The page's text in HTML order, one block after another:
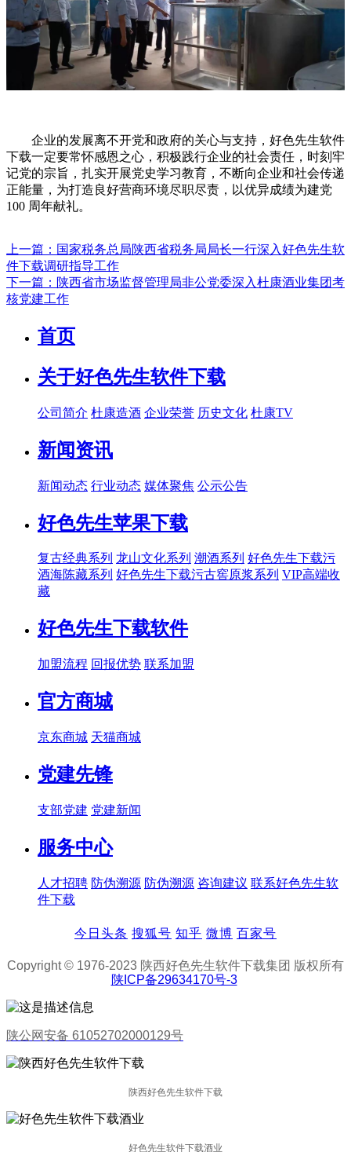
企业的发展离不开党和政府的关心与支持，好色先生软件
下载一定要常怀感恩之心，积极践行企业的社会责任，时刻牢
记党的宗旨，扎实开展党史学习教育，不断向企业和社会传递
正能量，为打造良好营商环境尽职尽责，以优异成绩为建党
100 周年献礼。
上一篇：国家税务总局陕西省税务局局长一行深入好色先生软
件下载调研指导工作
下一篇：陕西省市场监督管理局非公党委深入杜康酒业集团考
核党建工作
首页
关于好色先生软件下载
公司简介 杜康造酒 企业荣誉 历史文化 杜康TV
新闻资讯
新闻动态 行业动态 媒体聚焦 公示公告
好色先生苹果下载
复古经典系列 龙山文化系列 潮酒系列 好色先生下载污
酒海陈藏系列 好色先生下载污古窖原浆系列 VIP高端收
藏
好色先生下载软件
加盟流程 回报优势 联系加盟
官方商城
京东商城 天猫商城
党建先锋
支部党建 党建新闻
服务中心
人才招聘 防伪溯源 防伪溯源 咨询建议 联系好色先生软
件下载
今日头条 搜狐号 知乎 微博 百家号
Copyright © 1976-2023 陕西好色先生软件下载集团 版权所有
陕ICP备29634170号-3
陕公网安备 61052702000129号
陕西好色先生软件下载
好色先生软件下载酒业